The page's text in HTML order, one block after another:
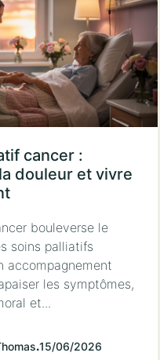
cancer :
douleur et vivre
bouleverse le
soins palliatifs
accompagnement
les symptômes,
et...
.15/06/2026